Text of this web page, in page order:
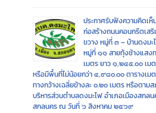
ประกาศรับฟังความคิดเห็
ก่อสร้างถนนคอนกรีตเส
ขวาง หมู่ที่ ๓ – บ้านดงม
หมู่ที่ ๑๑ สายทุ้งช้างแสง
เมตร ยาว ๑,๒๔๕.๐๐ เม
หรือมีพื้นที่ไม่น้อยกว่า ๔,๙๘๐.๐๐ ตารางเม
ทางกว้างเฉลี่ยข้างละ ๐.๒๐ เมตร หรือตา
บริหารส่วนตำบลดงมะไฟ อำเภอเมืองสกล
สกลนคร ณ วันที่ ๖ สิงหาคม ๒๕๖๙